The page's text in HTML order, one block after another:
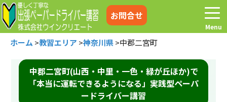
お問合せ
ホーム お電話はこちら
ホーム >教習エリア >神奈川県>中郡二宮町
中郡二宮町(山西・中里・一色・緑が丘ほか)で
「本当に運転できるようになる」実践型ペーパ
ードライバー講習